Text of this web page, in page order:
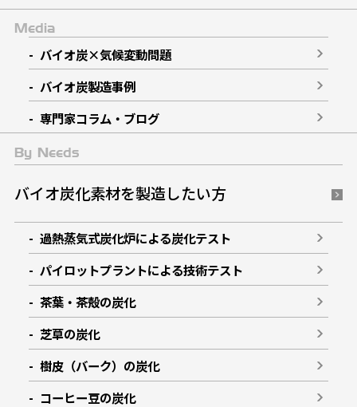
Media
バイオ炭×気候変動問題
バイオ炭製造事例
専門家コラム・ブログ
By Needs
バイオ炭化素材を製造したい方
過熱蒸気式炭化炉による炭化テスト
パイロットプラントによる技術テスト
茶葉・茶殻の炭化
芝草の炭化
樹皮（バーク）の炭化
コーヒー豆の炭化